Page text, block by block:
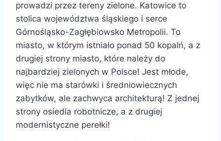
prowadzi przez tereny zielone. Katowice to
stolica województwa śląskiego i serce
Górnośląsko-Zagłębiowsko Metropolii. To
miasto, w którym istniało ponad 50 kopalń, a z
drugiej strony miasto, które należy do
najbardziej zielonych w Polsce! Jest młode,
więc nie ma starówki i średniowiecznych
zabytków, ale zachwyca architekturą! Z jednej
strony osiedla robotnicze, a z drugiej
modernistyczne perełki!